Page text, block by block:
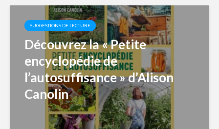
SUGGESTIONS DE LECTURE
Découvrez la « Petite
encyclopédie de
l’autosuffisance » d’Alison
Canolin